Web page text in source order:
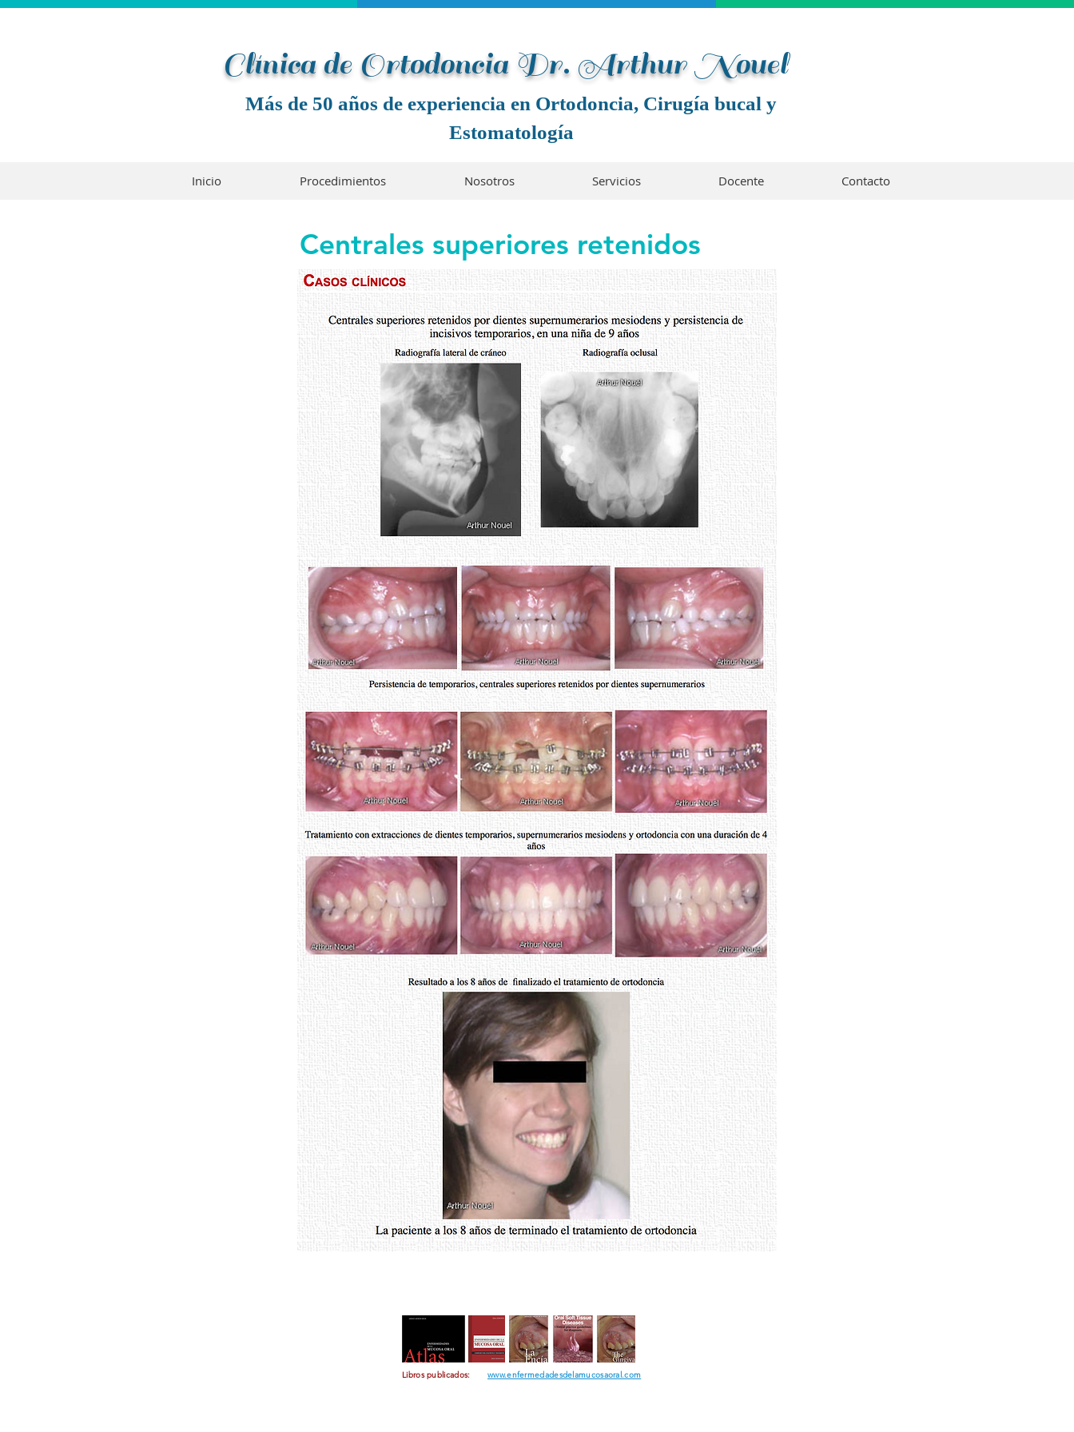
Clínica de Ortodoncia Dr. Arthur Nouel
Más de 50 años de experiencia en Ortodoncia, Cirugía bucal y
Estomatología
Inicio Procedimientos Nosotros Servicios Docente Contacto
Centrales superiores retenidos
Libros publicados: www.enfermedadesdelamucosaoral.com